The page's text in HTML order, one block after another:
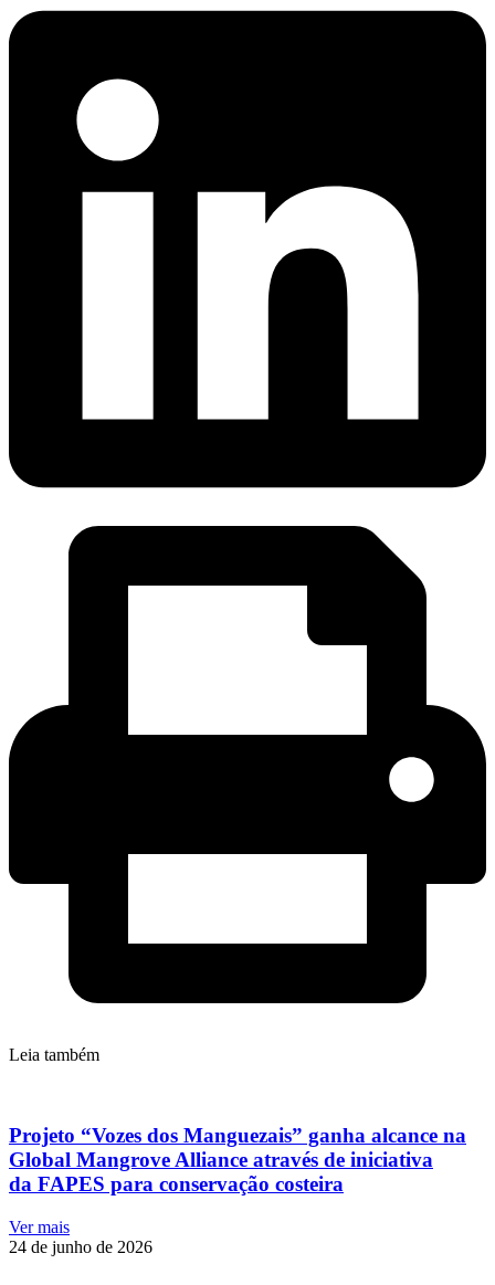
Leia também
Projeto “Vozes dos Manguezais” ganha alcance na
Global Mangrove Alliance através de iniciativa
da FAPES para conservação costeira
Ver mais
24 de junho de 2026